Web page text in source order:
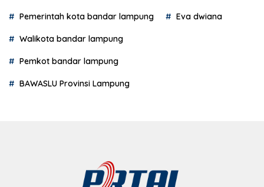
Pemerintah kota bandar lampung Eva dwiana
Walikota bandar lampung
Pemkot bandar lampung
BAWASLU Provinsi Lampung